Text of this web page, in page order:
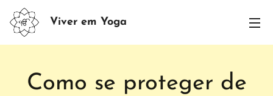
Viver em Yoga
Como se proteger de